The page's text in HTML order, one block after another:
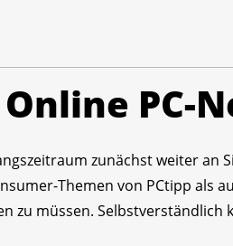
PC-
zunächst weiter an
Themen von PCtipp als
zu müssen.